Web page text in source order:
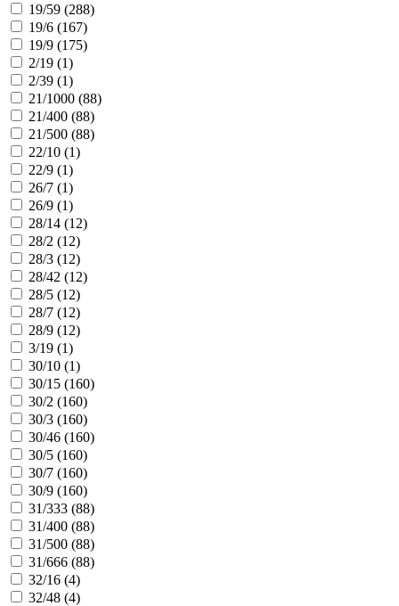
19/59 (288)
19/6 (167)
19/9 (175)
2/19 (1)
2/39 (1)
21/1000 (88)
21/400 (88)
21/500 (88)
22/10 (1)
22/9 (1)
26/7 (1)
26/9 (1)
28/14 (12)
28/2 (12)
28/3 (12)
28/42 (12)
28/5 (12)
28/7 (12)
28/9 (12)
3/19 (1)
30/10 (1)
30/15 (160)
30/2 (160)
30/3 (160)
30/46 (160)
30/5 (160)
30/7 (160)
30/9 (160)
31/333 (88)
31/400 (88)
31/500 (88)
31/666 (88)
32/16 (4)
32/48 (4)